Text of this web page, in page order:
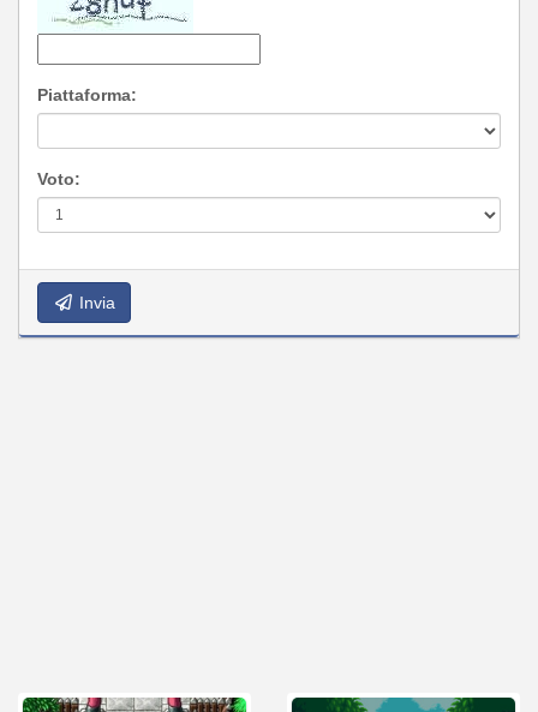
Piattaforma:
Voto:
Invia